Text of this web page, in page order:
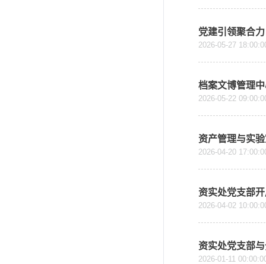
党建引领聚合
2026-05-27
档案文博管理
2026-05-22
资产管理与实
2026-04-20
资实处党支部
2026-04-02
资实处党支部
2026-01-11